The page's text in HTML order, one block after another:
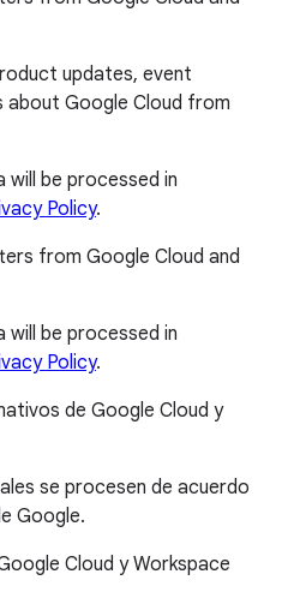
updates, event
Google Cloud from
will be processed in
Policy.
from Google Cloud and
will be processed in
Policy.
de Google Cloud y
se procesen de acuerdo
Google.
Cloud y Workspace